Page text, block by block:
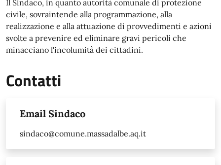
Il Sindaco, in quanto autorità comunale di protezione
civile, sovraintende alla programmazione, alla
realizzazione e alla attuazione di provvedimenti e azioni
svolte a prevenire ed eliminare gravi pericoli che
minacciano l'incolumità dei cittadini.
Contatti
Email Sindaco
sindaco@comune.massadalbe.aq.it